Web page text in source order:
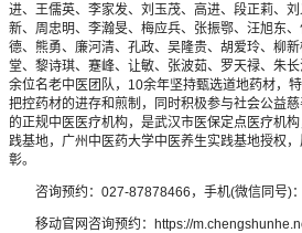
进、王儒英、李家发、刘玉茂、高进、段正莉、
新、周忠明、李瀚旻、梅应兵、张振鄂、汪旭东
德、熊勇、廉河清、孔政、吴隆贵、胡爱玲、柳
堂、黎诗琪、蹇峰、让敏、张波茹、罗天禄、朱
余位名老中医团队，10余年坚持甄选道地药材，
把控药材的进存和煎制，同时积极参与社会公益
的正规中医医疗机构，是武汉市医保定点医疗机
践基地，广州中医药大学中医养生实践基地授权
彰。
咨询预约：027-87878466，手机(微信同号)
移动官网咨询预约：https://